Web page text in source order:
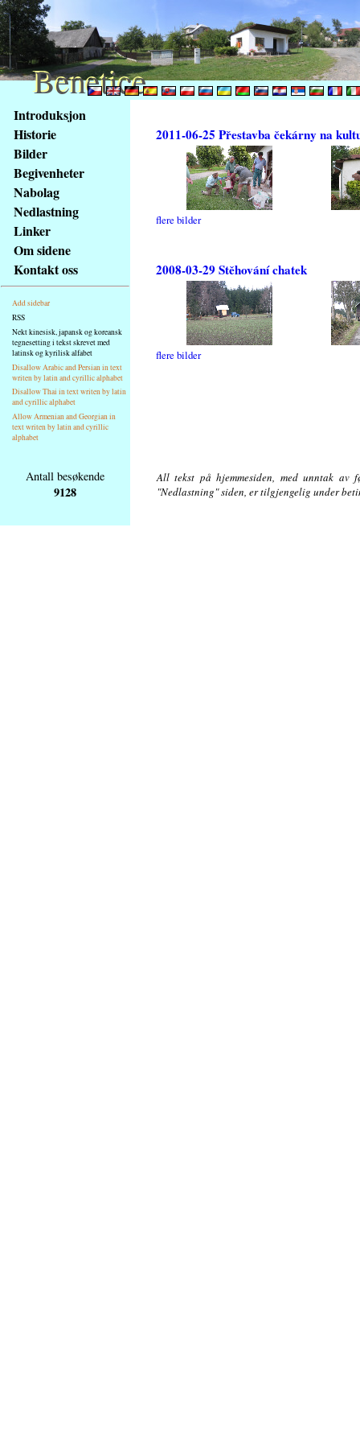
obsah
stránky
Klávesové
zkratky
tomto
webu
základní
Hlavní
strana
Introduksjon
Historie
Bilder
Begivenheter
Nabolag
Nedlastning
Linker
Om sidene
Kontakt oss
Add sidebar
RSS
Nekt kinesisk, japansk og koreansk
tegnesetting i tekst skrevet med
latinsk og kyrilisk alfabet
Disallow Arabic and Persian in text
writen by latin and cyrillic alphabet
Disallow Thai in text writen by latin
and cyrillic alphabet
Allow Armenian and Georgian in
text writen by latin and cyrillic
alphabet
2011-06-25 Přestavba čekárny na
flere bilder
2008-03-29 Stěhování chatek
flere bilder
Antall besøkende
9128
All tekst på hjemmesiden, med unntak av
"Nedlastning" siden, er tilgjengelig under
Benetice
Benetice